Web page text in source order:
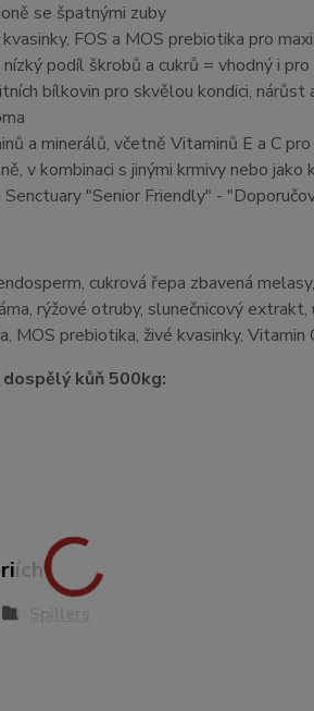
se špatnými zuby
FOS a MOS prebiotika pro
podíl škrobů a cukrů = vhodný i
bílkovin pro skvělou kondici, nárůst
a minerálů, včetně Vitaminů E a C
v kombinaci s jinými krmivy nebo jako
"Senior Friendly" -
cukrová řepa zbavená
rýžové otruby, slunečnicový
MOS prebiotika, živé kvasinky, Vitamin
kůň 500kg: